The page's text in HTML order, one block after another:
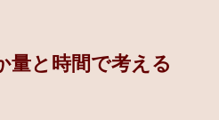
量と時間で考える